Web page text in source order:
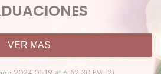
VER MAS